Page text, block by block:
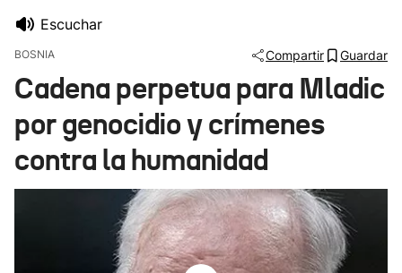
Ikusmiran
Eguraldia
Escuchar
BOSNIA Compartir Guardar
Cadena perpetua para Mladic
por genocidio y crímenes
contra la humanidad